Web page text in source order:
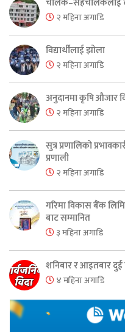
२ महिना अगाडि
विद्यार्थीलाई झोला
२ महिना अगाडि
अनुदानमा कृषि औजार
२ महिना अगाडि
सुत्र प्रणालिको
प्रणाली
२ महिना अगाडि
गरिमा विकास बैंक
बाट सम्मानित
३ महिना अगाडि
शनिबार र आइतबार दुई
४ महिना अगाडि